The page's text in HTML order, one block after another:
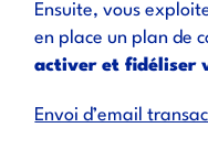
Ensuite, vous
en place un plan de
activer et fidéliser
Envoi d’email